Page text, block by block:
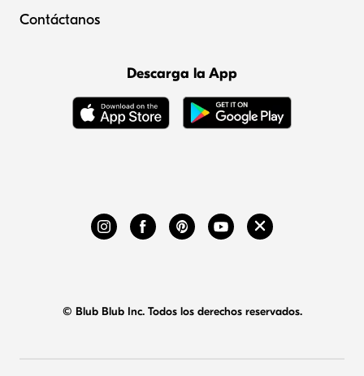
Contáctanos
Descarga la App
© Blub Blub Inc. Todos los derechos reservados.